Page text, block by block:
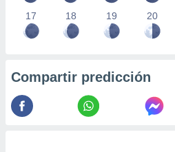
17 18 19 20
Compartir predicción